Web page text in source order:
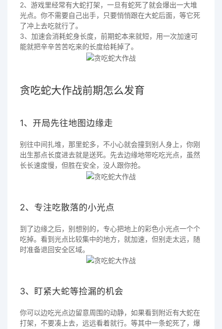
2、游戏里经常有大蛇打架，一旦有蛇死了就会爆出一大堆
光点。你不需要自己出手，只要悄悄跟在大蛇后面，等它死
了冲上去吃就行了。
3、加速会消耗蛇身长度，前期蛇本来就短，用一次加速可
能就把辛辛苦苦吃来的长度给耗掉了。
贪吃蛇大作战前期怎么发育
1、开局先往地图边缘走
别往中间扎堆，那里蛇多，不小心就会撞到别人身上，你刚
出生那点长度进去就是送死。先去边缘地带吃吃光点，虽然
长长速度慢，但胜在安全，没人跟你抢。
2、专注吃散落的小光点
到了边缘之后，别想别的，专心把地上的彩色小光点一个个
吃掉。看到光点比较集中的地方，就加速，但别走太远，随
时准备退回安全区域。
3、盯紧大蛇等捡漏的机会
你可以边吃光点边留意周围的动静，如果看到附近有大蛇在
打架，不要凑上去，远远看着就行。等其中一条蛇死了，爆